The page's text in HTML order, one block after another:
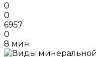
0
0
6957
0
8 мин.